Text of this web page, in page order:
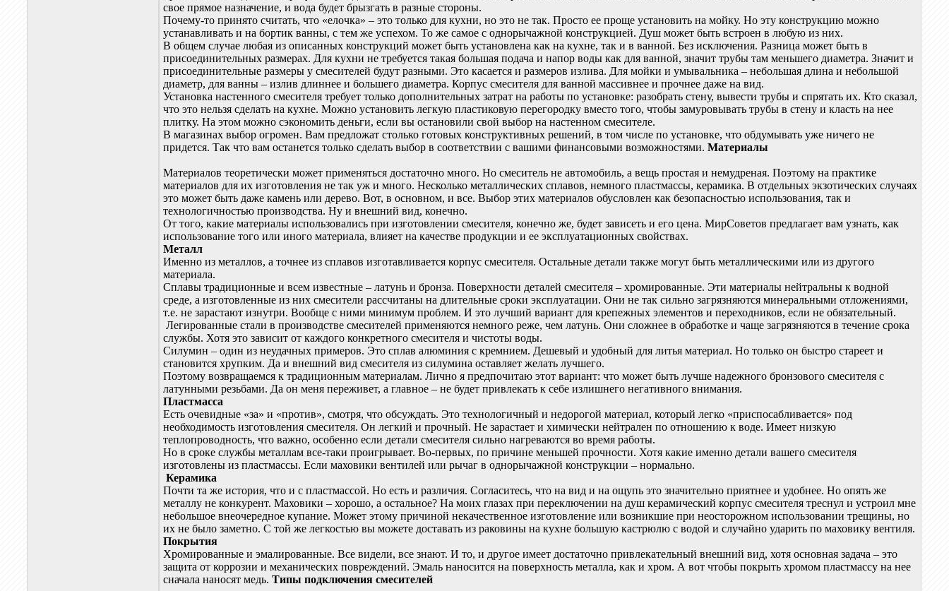
свое прямое назначение, и вода будет брызгать в разные стороны.
Почему-то принято считать, что «елочка» – это только для кухни, но это не так. Просто ее проще установить на мойку. Но эту конструкцию можно
устанавливать и на бортик ванны, с тем же успехом. То же самое с однорычажной конструкцией. Душ может быть встроен в любую из них.
В общем случае любая из описанных конструкций может быть установлена как на кухне, так и в ванной. Без исключения. Разница может быть в
присоединительных размерах. Для кухни не требуется такая большая подача и напор воды как для ванной, значит трубы там меньшего диаметра. Значит и
присоединительные размеры у смесителей будут разными. Это касается и размеров излива. Для мойки и умывальника – небольшая длина и небольшой
диаметр, для ванны – излив длиннее и большего диаметра. Корпус смесителя для ванной массивнее и прочнее даже на вид.
Установка настенного смесителя требует только дополнительных затрат на работы по установке: разобрать стену, вывести трубы и спрятать их. Кто сказал,
что это нельзя сделать на кухне. Можно установить легкую пластиковую перегородку вместо того, чтобы замуровывать трубы в стену и класть на нее
плитку. На этом можно сэкономить деньги, если вы остановили свой выбор на настенном смесителе.
В магазинах выбор огромен. Вам предложат столько готовых конструктивных решений, в том числе по установке, что обдумывать уже ничего не
придется. Так что вам останется только сделать выбор в соответствии с вашими финансовыми возможностями.Материалы
Материалов теоретически может применяться достаточно много. Но смеситель не автомобиль, а вещь простая и немудреная. Поэтому на практике
материалов для их изготовления не так уж и много. Несколько металлических сплавов, немного пластмассы, керамика. В отдельных экзотических случаях
это может быть даже камень или дерево. Вот, в основном, и все. Выбор этих материалов обусловлен как безопасностью использования, так и
технологичностью производства. Ну и внешний вид, конечно.
От того, какие материалы использовались при изготовлении смесителя, конечно же, будет зависеть и его цена. МирСоветов предлагает вам узнать, как
использование того или иного материала, влияет на качестве продукции и ее эксплуатационных свойствах.
Металл
Именно из металлов, а точнее из сплавов изготавливается корпус смесителя. Остальные детали также могут быть металлическими или из другого
материала.
Сплавы традиционные и всем известные – латунь и бронза. Поверхности деталей смесителя – хромированные. Эти материалы нейтральны к водной
среде, а изготовленные из них смесители рассчитаны на длительные сроки эксплуатации. Они не так сильно загрязняются минеральными отложениями,
т.е. не зарастают изнутри. Вообще с ними минимум проблем. И это лучший вариант для крепежных элементов и переходников, если не обязательный.
Легированные стали в производстве смесителей применяются немного реже, чем латунь. Они сложнее в обработке и чаще загрязняются в течение срока
службы. Хотя это зависит от каждого конкретного смесителя и чистоты воды.
Силумин – один из неудачных примеров. Это сплав алюминия с кремнием. Дешевый и удобный для литья материал. Но только он быстро стареет и
становится хрупким. Да и внешний вид смесителя из силумина оставляет желать лучшего.
Поэтому возвращаемся к традиционным материалам. Лично я предпочитаю этот вариант: что может быть лучше надежного бронзового смесителя с
латунными резьбами. Да он меня переживет, а главное – не будет привлекать к себе излишнего негативного внимания.
Пластмасса
Есть очевидные «за» и «против», смотря, что обсуждать. Это технологичный и недорогой материал, который легко «приспосабливается» под
необходимость изготовления смесителя. Он легкий и прочный. Не зарастает и химически нейтрален по отношению к воде. Имеет низкую
теплопроводность, что важно, особенно если детали смесителя сильно нагреваются во время работы.
Но в сроке службы металлам все-таки проигрывает. Во-первых, по причине меньшей прочности. Хотя какие именно детали вашего смесителя
изготовлены из пластмассы. Если маховики вентилей или рычаг в однорычажной конструкции – нормально.
Керамика
Почти та же история, что и с пластмассой. Но есть и различия. Согласитесь, что на вид и на ощупь это значительно приятнее и удобнее. Но опять же
металлу не конкурент. Маховики – хорошо, а остальное? На моих глазах при переключении на душ керамический корпус смесителя треснул и устроил мне
небольшое внеочередное купание. Может этому причиной некачественное изготовление или возникшие при неосторожном использовании трещины, но
их не было заметно. С той же легкостью вы можете доставать из раковины на кухне большую кастрюлю с водой и случайно ударить по маховику вентиля.
Покрытия
Хромированные и эмалированные. Все видели, все знают. И то, и другое имеет достаточно привлекательный внешний вид, хотя основная задача – это
защита от коррозии и механических повреждений. Эмаль наносится на поверхность металла, как и хром. А вот чтобы покрыть хромом пластмассу на нее
сначала наносят медь.Типы подключения смесителей